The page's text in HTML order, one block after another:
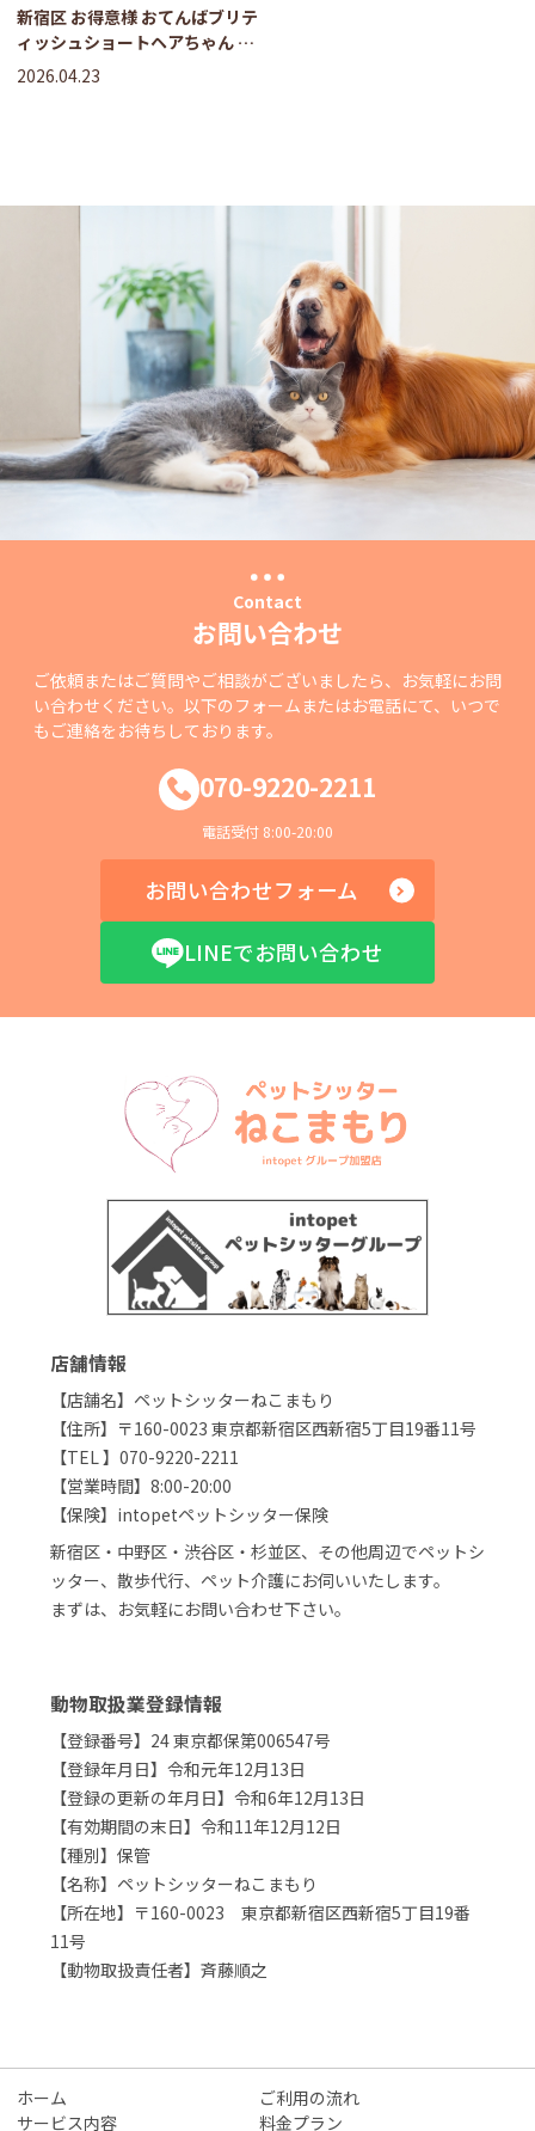
新宿区 お得意様 おてんばブリテ
ィッシュショートヘアちゃん お
世話レポート
2026.04.23
Contact
お問い合わせ
ご依頼またはご質問やご相談がございましたら、お気軽にお問
い合わせください。以下のフォームまたはお電話にて、いつで
もご連絡をお待ちしております。
070-9220-2211
電話受付 8:00-20:00
お問い合わせフォーム
LINEでお問い合わせ
店舗情報
【店舗名】ペットシッターねこまもり
【住所】〒160-0023 東京都新宿区西新宿5丁目19番11号
【TEL 】070-9220-2211
【営業時間】8:00-20:00
【保険】intopetペットシッター保険
新宿区・中野区・渋谷区・杉並区、その他周辺でペットシ
ッター、散歩代行、ペット介護にお伺いいたします。
まずは、お気軽にお問い合わせ下さい。
動物取扱業登録情報
【登録番号】24 東京都保第006547号
【登録年月日】令和元年12月13日
【登録の更新の年月日】令和6年12月13日
【有効期間の末日】令和11年12月12日
【種別】保管
【名称】ペットシッターねこまもり
【所在地】〒160-0023 東京都新宿区西新宿5丁目19番
11号
【動物取扱責任者】斉藤順之
ホーム
ご利用の流れ
サービス内容
料金プラン